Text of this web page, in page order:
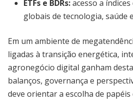
ETFs e BDRs:acesso a
globais de tecnologia, saúde
Em um ambiente de
ligadas à transição energética,
agronegócio digital ganham
balanços, governança e
deve orientar a escolha de papéis